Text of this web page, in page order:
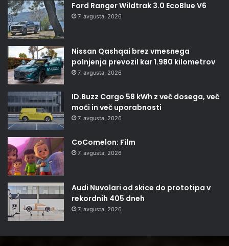
Ford Ranger Wildtrak 3.0 EcoBlue V6
7. avgusta, 2026
Nissan Qashqai brez vmesnega
polnjenja prevozil kar 1.980 kilometrov
7. avgusta, 2026
ID.Buzz Cargo 58 kWh z več dosega, več
moči in več uporabnosti
7. avgusta, 2026
CoComelon: Film
7. avgusta, 2026
Audi Nuvolari od skice do prototipa v
rekordnih 405 dneh
7. avgusta, 2026